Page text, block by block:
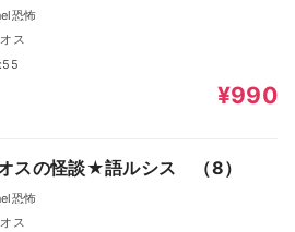
恐怖
ス
¥990
スの怪談★語ルシス （8）
恐怖
ス